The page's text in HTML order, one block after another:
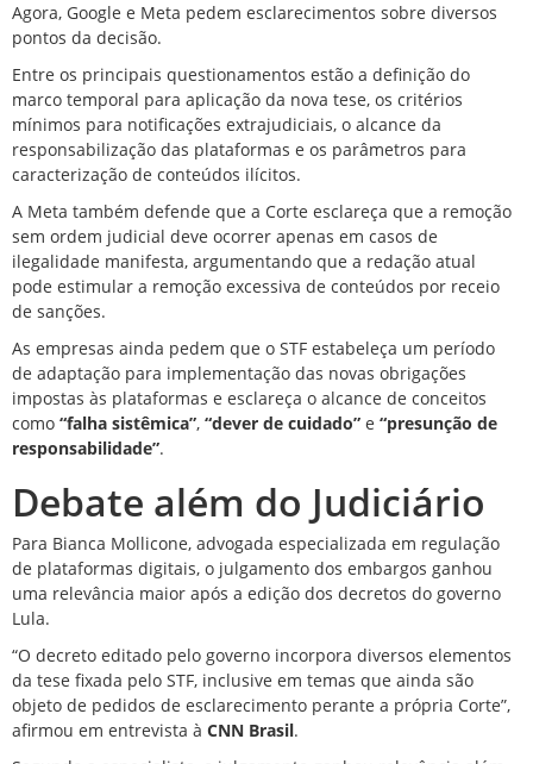
Agora, Google e Meta pedem esclarecimentos sobre diversos
pontos da decisão.
Entre os principais questionamentos estão a definição do
marco temporal para aplicação da nova tese, os critérios
mínimos para notificações extrajudiciais, o alcance da
responsabilização das plataformas e os parâmetros para
caracterização de conteúdos ilícitos.
A Meta também defende que a Corte esclareça que a remoção
sem ordem judicial deve ocorrer apenas em casos de
ilegalidade manifesta, argumentando que a redação atual
pode estimular a remoção excessiva de conteúdos por receio
de sanções.
As empresas ainda pedem que o STF estabeleça um período
de adaptação para implementação das novas obrigações
impostas às plataformas e esclareça o alcance de conceitos
como “falha sistêmica”, “dever de cuidado” e “presunção de
responsabilidade”.
Debate além do Judiciário
Para Bianca Mollicone, advogada especializada em regulação
de plataformas digitais, o julgamento dos embargos ganhou
uma relevância maior após a edição dos decretos do governo
Lula.
“O decreto editado pelo governo incorpora diversos elementos
da tese fixada pelo STF, inclusive em temas que ainda são
objeto de pedidos de esclarecimento perante a própria Corte”,
afirmou em entrevista à CNN Brasil.